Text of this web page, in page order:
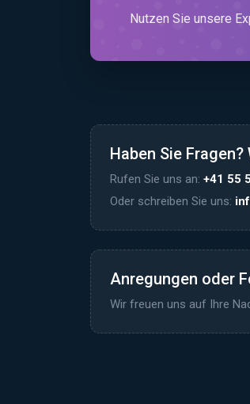
Nutzen Sie unsere
Haben Sie
Rufen Sie uns an: +41 55
Oder schreiben Sie uns:
Anregungen oder
Wir freuen uns auf Ihre